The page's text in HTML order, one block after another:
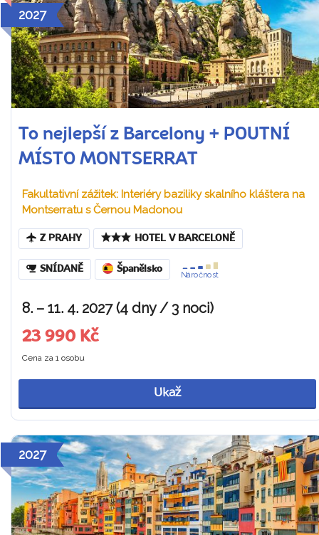
2027
To nejlepší z Barcelony + POUTNÍ
MÍSTO MONTSERRAT
Fakultativní zážitek: Interiéry baziliky skalního kláštera na
Montserratu s Černou Madonou
Z PRAHY HOTEL V BARCELONĚ
SNÍDANĚ Španělsko
Náročnost
8. – 11. 4. 2027 (4 dny / 3 noci)
23 990 Kč
Cena za 1 osobu
Ukaž
2027